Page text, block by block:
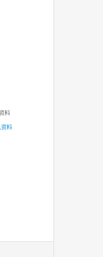
料
资料